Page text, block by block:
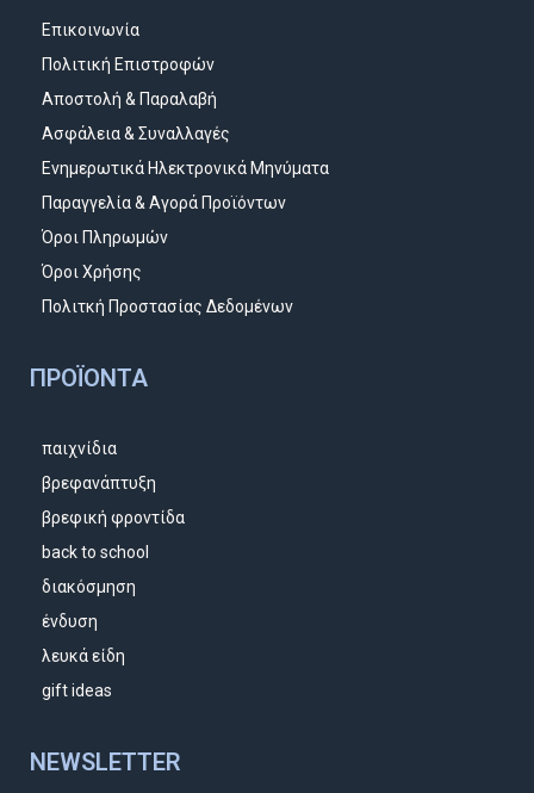
Επικοινωνία
Πολιτική Επιστροφών
Αποστολή & Παραλαβή
Ασφάλεια & Συναλλαγές
Ενημερωτικά Ηλεκτρονικά Μηνύματα
Παραγγελία & Αγορά Προϊόντων
Όροι Πληρωμών
Όροι Χρήσης
Πολιτκή Προστασίας Δεδομένων
ΠΡΟΪΌΝΤΑ
παιχνίδια
βρεφανάπτυξη
βρεφική φροντίδα
back to school
διακόσμηση
ένδυση
λευκά είδη
gift ideas
NEWSLETTER